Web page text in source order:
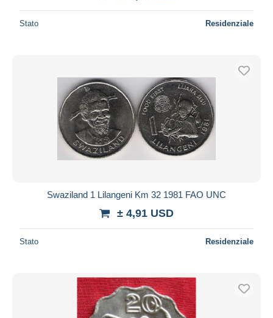
Prezzo
Metodi di pagamento
PayPal
Bonifico bancario
Visa
Mastercard
Residenza del venditore
Stato Residenziale
Swaziland 1 Lilangeni Km 32 1981 FAO UNC
± 4,91 USD
Stato Residenziale